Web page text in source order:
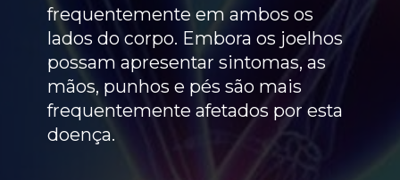
frequentemente em ambos os
lados do corpo. Embora os joelhos
possam apresentar sintomas, as
mãos, punhos e pés são mais
frequentemente afetados por esta
doença.